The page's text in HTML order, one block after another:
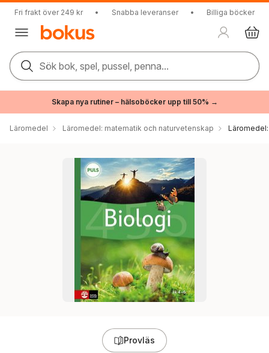
Fri frakt över 249 kr • Snabba leveranser • Billiga böcker
Sök bok, spel, pussel, penna...
Skapa nya rutiner – hälsoböcker upp till 50% →
Läromedel Läromedel: matematik och naturvetenskap
Provläs